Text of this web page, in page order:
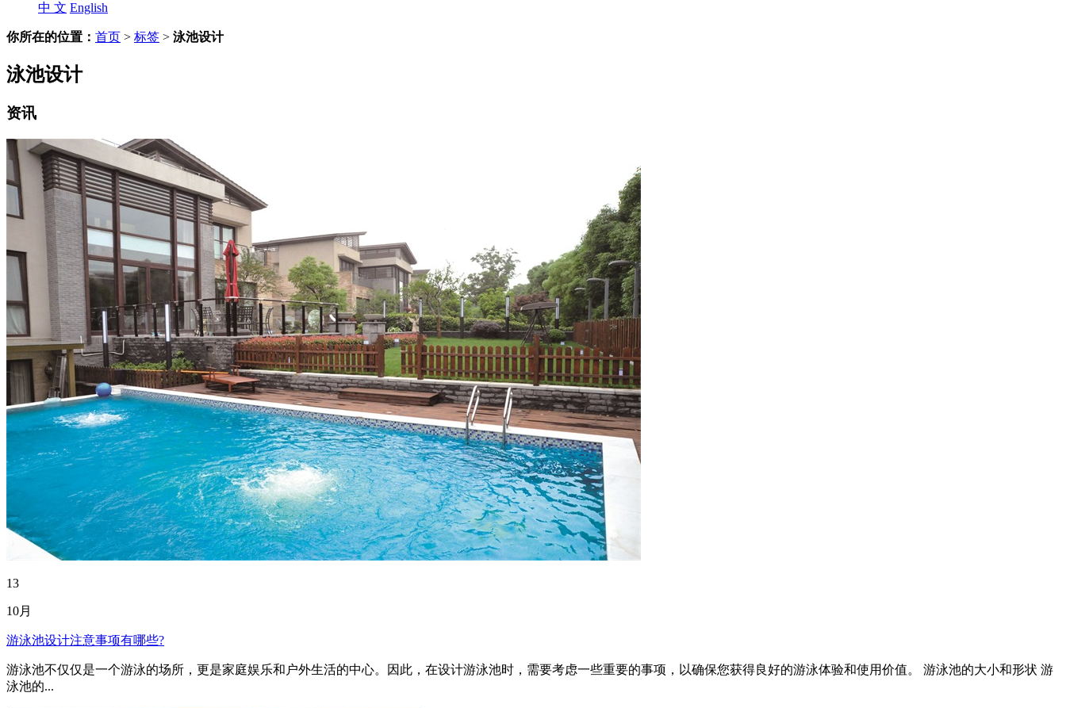
中 文 English
你所在的位置： 首页 > 标签 > 泳池设计
泳池设计
资讯
13
10月
游泳池设计注意事项有哪些?
游泳池不仅仅是一个游泳的场所，更是家庭娱乐和户外生活的中心。因此，在设计游泳池时，需要考虑一些重要的事项，以确保您获得良好的游泳体验和使用价值。 游泳池的大小和形状 游
泳池的...